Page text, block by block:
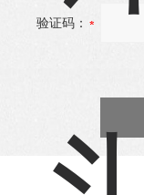
验证码：